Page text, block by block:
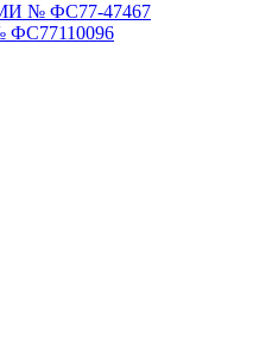
№ ФС77-47467
ФС77110096